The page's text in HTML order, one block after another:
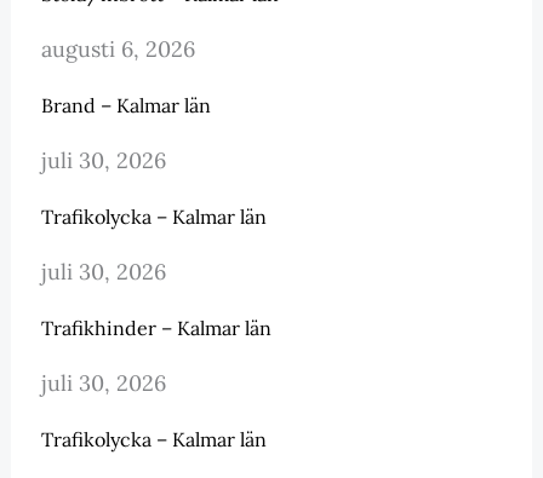
augusti 6, 2026
Brand – Kalmar län
juli 30, 2026
Trafikolycka – Kalmar län
juli 30, 2026
Trafikhinder – Kalmar län
juli 30, 2026
Trafikolycka – Kalmar län